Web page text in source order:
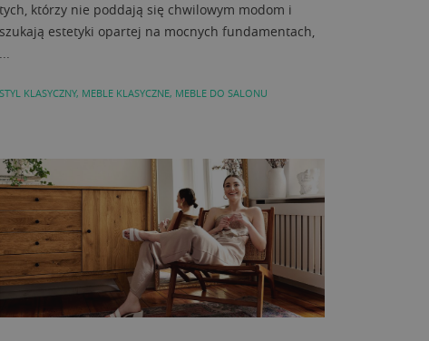
tych, którzy nie poddają się chwilowym modom i
szukają estetyki opartej na mocnych fundamentach,
...
STYL KLASYCZNY, MEBLE KLASYCZNE, MEBLE DO SALONU